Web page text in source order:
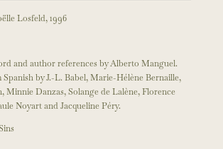
Losfeld, 1996
and author references by Alberto Manguel.
by J.-L. Babel, Marie-Hélène Bernaille,
Minnie Danzas, Solange de Lalène, Florence
Noyart and Jacqueline Péry.